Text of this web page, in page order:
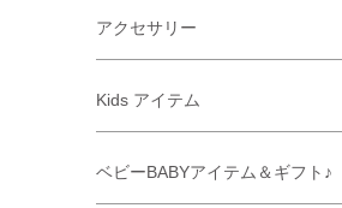
アクセサリー
Kids アイテム
ベビーBABYアイテム＆ギフト♪